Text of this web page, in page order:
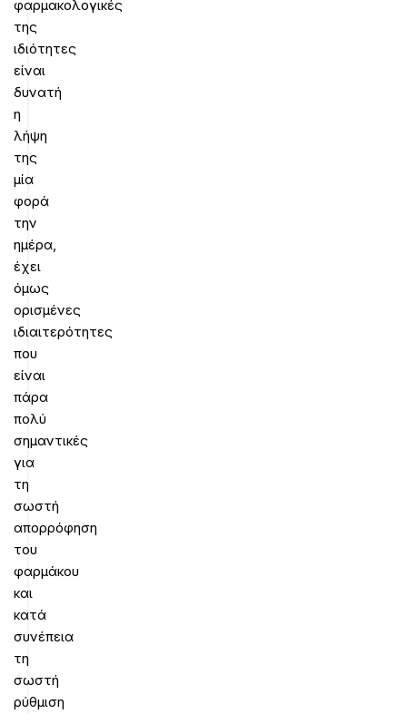
φαρμακολογικές
της
ιδιότητες
είναι
δυνατή
η
λήψη
της
μία
φορά
την
ημέρα,
έχει
όμως
ορισμένες
ιδιαιτερότητες
που
είναι
πάρα
πολύ
σημαντικές
για
τη
σωστή
απορρόφηση
του
φαρμάκου
και
κατά
συνέπεια
τη
σωστή
ρύθμιση